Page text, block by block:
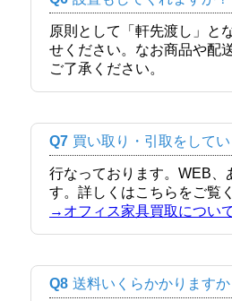
原則として「軒先渡し」と
せください。なお商品や配
ご了承ください。
Q7 買い取り・引取をしてい
行なっております。WEB、
す。詳しくはこちらをご覧
→オフィス家具買取につい
Q8 送料いくらかかりますか